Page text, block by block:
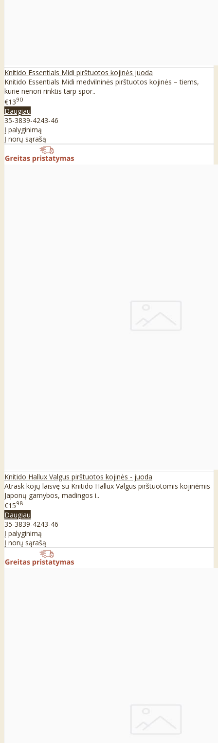
Knitido Essentials Midi pirštuotos kojinės juoda
Knitido Essentials Midi medvilninės pirštuotos kojinės – tiems,
kurie nenori rinktis tarp spor..
€1390
Daugiau
35-3839-4243-46
Į palyginimą
Į norų sąrašą
Knitido Hallux Valgus pirštuotos kojinės - juoda
Atrask kojų laisvę su Knitido Hallux Valgus pirštuotomis kojinėmis
Japonų gamybos, madingos i..
€1598
Daugiau
35-3839-4243-46
Į palyginimą
Į norų sąrašą